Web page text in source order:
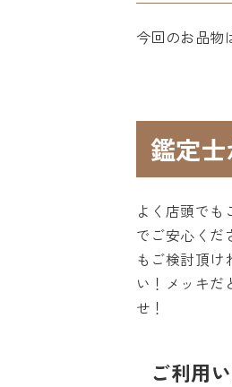
今回のお品物
鑑定
よく店頭で
でご安心くだ
もご検討頂け
い！メッキだ
せ！
ご利用